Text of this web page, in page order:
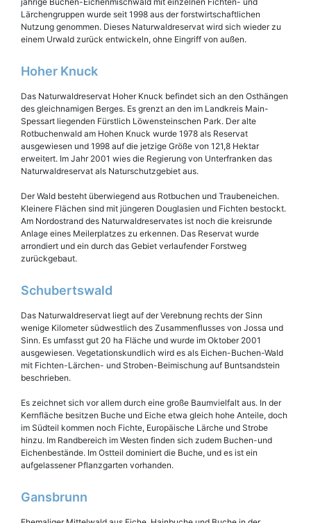
Lärchengruppen wurde seit 1998 aus der forstwirtschaftlichen
Nutzung genommen. Dieses Naturwaldreservat wird sich wieder zu
einem Urwald zurück entwickeln, ohne Eingriff von außen.
Hoher Knuck
Das Naturwaldreservat Hoher Knuck befindet sich an den Osthängen
des gleichnamigen Berges. Es grenzt an den im Landkreis Main-
Spessart liegenden Fürstlich Löwensteinschen Park. Der alte
Rotbuchenwald am Hohen Knuck wurde 1978 als Reservat
ausgewiesen und 1998 auf die jetzige Größe von 121,8 Hektar
erweitert. Im Jahr 2001 wies die Regierung von Unterfranken das
Naturwaldreservat als Naturschutzgebiet aus.
Der Wald besteht überwiegend aus Rotbuchen und Traubeneichen.
Kleinere Flächen sind mit jüngeren Douglasien und Fichten bestockt.
Am Nordostrand des Naturwaldreservates ist noch die kreisrunde
Anlage eines Meilerplatzes zu erkennen. Das Reservat wurde
arrondiert und ein durch das Gebiet verlaufender Forstweg
zurückgebaut.
Schubertswald
Das Naturwaldreservat liegt auf der Verebnung rechts der Sinn
wenige Kilometer südwestlich des Zusammenflusses von Jossa und
Sinn. Es umfasst gut 20 ha Fläche und wurde im Oktober 2001
ausgewiesen. Vegetationskundlich wird es als Eichen-Buchen-Wald
mit Fichten-Lärchen- und Stroben-Beimischung auf Buntsandstein
beschrieben.
Es zeichnet sich vor allem durch eine große Baumvielfalt aus. In der
Kernfläche besitzen Buche und Eiche etwa gleich hohe Anteile, doch
im Südteil kommen noch Fichte, Europäische Lärche und Strobe
hinzu. Im Randbereich im Westen finden sich zudem Buchen-und
Eichenbestände. Im Ostteil dominiert die Buche, und es ist ein
aufgelassener Pflanzgarten vorhanden.
Gansbrunn